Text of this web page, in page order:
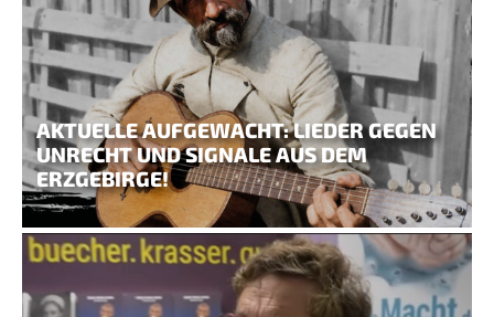
AKTUELLE AUFGEWACHT: LIEDER GEGEN
UNRECHT UND SIGNALE AUS DEM
ERZGEBIRGE!